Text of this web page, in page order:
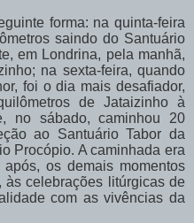
forma: na quinta-feira
saindo do Santuário
em Londrina, pela manhã,
na sexta-feira, quando
foi o dia mais desafiador,
de Jataizinho à
no sábado, caminhou 20
ao Santuário Tabor da
Procópio. A caminhada era
os demais momentos
às celebrações litúrgicas de
com as vivências da